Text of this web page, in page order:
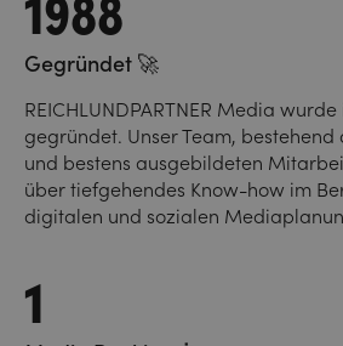
Gegründet 🚀
REICHLUNDPARTNER Media
gegründet. Unser Team,
und bestens ausgebildeten
über tiefgehendes Know-how im
digitalen und sozialen
1